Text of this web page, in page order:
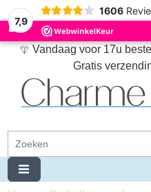
7,9
1606
Vandaag voor 17u
Gratis